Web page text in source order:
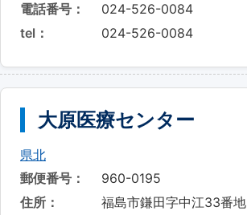
電話番号：
024-526-0084
tel：
024-526-0084
大原医療センター
県北
郵便番号：
960-0195
住所：
福島市鎌田字中江33番地